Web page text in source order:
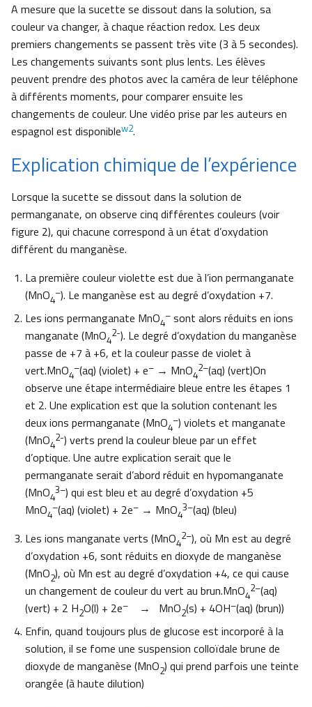
A mesure que la sucette se dissout dans la solution, sa
couleur va changer, à chaque réaction redox. Les deux
premiers changements se passent très vite (3 à 5 secondes).
Les changements suivants sont plus lents. Les élèves
peuvent prendre des photos avec la caméra de leur téléphone
à différents moments, pour comparer ensuite les
changements de couleur. Une vidéo prise par les auteurs en
espagnol est disponiblew2.
Explication chimique de l’expérience
Lorsque la sucette se dissout dans la solution de
permanganate, on observe cinq différentes couleurs (voir
figure 2), qui chacune correspond à un état d’oxydation
différent du manganèse.
La première couleur violette est due à l’ion permanganate
(MnO4
–). Le manganèse est au degré d’oxydation +7.
Les ions permanganate MnO4
– sont alors réduits en ions
manganate (MnO4
2-). Le degré d’oxydation du manganèse
passe de +7 à +6, et la couleur passe de violet à
vert.MnO4
–(aq) (violet) + e– → MnO4
2–(aq) (vert)On
observe une étape intermédiaire bleue entre les étapes 1
et 2. Une explication est que la solution contenant les
deux ions permanganate (MnO4
–) violets et manganate
(MnO4
2-) verts prend la couleur bleue par un effet
d’optique. Une autre explication serait que le
permanganate serait d’abord réduit en hypomanganate
(MnO4
3–) qui est bleu et au degré d’oxydation +5
MnO4
–(aq) (violet) + 2e– → MnO4
3–(aq) (bleu)
Les ions manganate verts (MnO4
2–), où Mn est au degré
d’oxydation +6, sont réduits en dioxyde de manganèse
(MnO2), où Mn est au degré d’oxydation +4, ce qui cause
un changement de couleur du vert au brun.MnO4
2–(aq)
(vert) + 2 H2O(l) + 2e– → MnO2(s) + 4OH–(aq) (brun))
Enfin, quand toujours plus de glucose est incorporé à la
solution, il se fome une suspension colloïdale brune de
dioxyde de manganèse (MnO2) qui prend parfois une teinte
orangée (à haute dilution)